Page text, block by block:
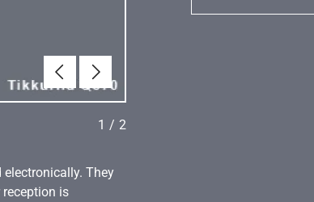
Föregående
Nästa
1 / 2
electronically. They
is